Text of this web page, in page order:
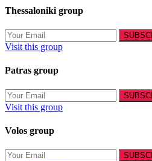
Thessaloniki group
Visit this group
Patras group
Visit this group
Volos group